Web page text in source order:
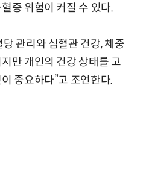
증 위험이 커질 수 있다.
관리와 심혈관 건강, 체중
만 개인의 건강 상태를 고
중요하다”고 조언한다.